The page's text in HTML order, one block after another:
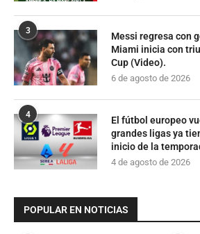
3
Messi regresa con
Miami inicia con
Cup (Video).
6 de agosto de 2026
4
El fútbol europeo
grandes ligas ya
inicio de la
4 de agosto de 2026
POPULAR EN NOTICIAS